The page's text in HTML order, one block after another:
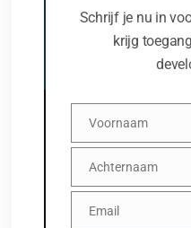
Schrijf je nu in
krijg
Voornaam
Voornaam
Achternaam
Achternaam
EmailEmail